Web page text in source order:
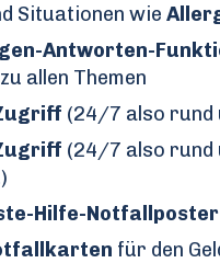
Situationen wie
Antworten-
allen Themen
(24/7 also rund
(24/7 also rund
Hilfe-Notfallposter
für den